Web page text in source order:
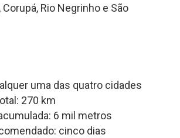
Rio Negrinho e São
uma das quatro cidades
270 km
6 mil metros
cinco dias